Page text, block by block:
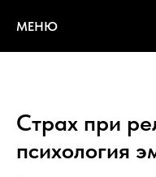
МЕНЮ
Страх при
психология